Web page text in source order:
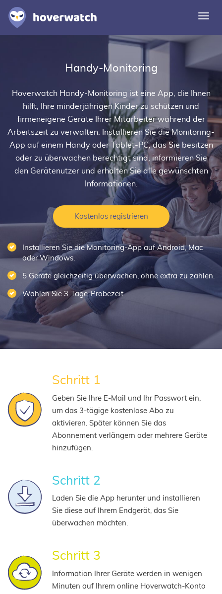
Lösungen
Einloggen
Kostenlos registrieren
Handy-Monitoring
Hoverwatch Handy-Monitoring ist eine App, die Ihnen
hilft, Ihre minderjährigen Kinder zu schützen und
firmeneigene Geräte Ihrer Mitarbeiter während der
Arbeitszeit zu verwalten. Installieren Sie die Monitoring-
App auf einem Handy oder Tablet-PC, das Sie besitzen
oder zu überwachen berechtigt sind, informieren Sie
den Gerätenutzer und erhalten Sie alle gewünschten
Informationen.
Kostenlos registrieren
Installieren Sie die Monitoring-App auf Android, Mac
oder Windows.
5 Geräte gleichzeitig überwachen, ohne extra zu zahlen.
Wählen Sie 3-Tage-Probezeit.
Schritt 1
Geben Sie Ihre E-Mail und Ihr Passwort ein,
um das 3-tägige kostenlose Abo zu
aktivieren. Später können Sie das
Abonnement verlängern oder mehrere Geräte
hinzufügen.
Schritt 2
Laden Sie die App herunter und installieren
Sie diese auf Ihrem Endgerät, das Sie
überwachen möchten.
Schritt 3
Information Ihrer Geräte werden in wenigen
Minuten auf Ihrem online Hoverwatch-Konto